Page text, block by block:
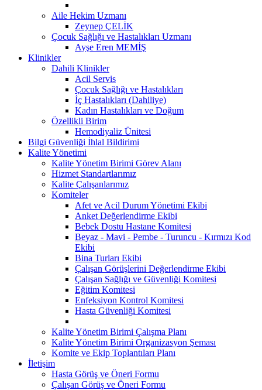
Aile Hekim Uzmanı
Zeynep ÇELİK
Çocuk Sağlığı ve Hastalıkları Uzmanı
Ayşe Eren MEMİŞ
Klinikler
Dahili Klinikler
Acil Servis
Çocuk Sağlığı ve Hastalıkları
İç Hastalıkları (Dahiliye)
Kadın Hastalıkları ve Doğum
Özellikli Birim
Hemodiyaliz Ünitesi
Bilgi Güvenliği İhlal Bildirimi
Kalite Yönetimi
Kalite Yönetim Birimi Görev Alanı
Hizmet Standartlarımız
Kalite Çalışanlarımız
Komiteler
Afet ve Acil Durum Yönetimi Ekibi
Anket Değerlendirme Ekibi
Bebek Dostu Hastane Komitesi
Beyaz - Mavi - Pembe - Turuncu - Kırmızı Kod
Ekibi
Bina Turları Ekibi
Çalışan Görüşlerini Değerlendirme Ekibi
Çalışan Sağlığı ve Güvenliği Komitesi
Eğitim Komitesi
Enfeksiyon Kontrol Komitesi
Hasta Güvenliği Komitesi
Kalite Yönetim Birimi Çalışma Planı
Kalite Yönetim Birimi Organizasyon Şeması
Komite ve Ekip Toplantıları Planı
İletişim
Hasta Görüş ve Öneri Formu
Çalışan Görüş ve Öneri Formu